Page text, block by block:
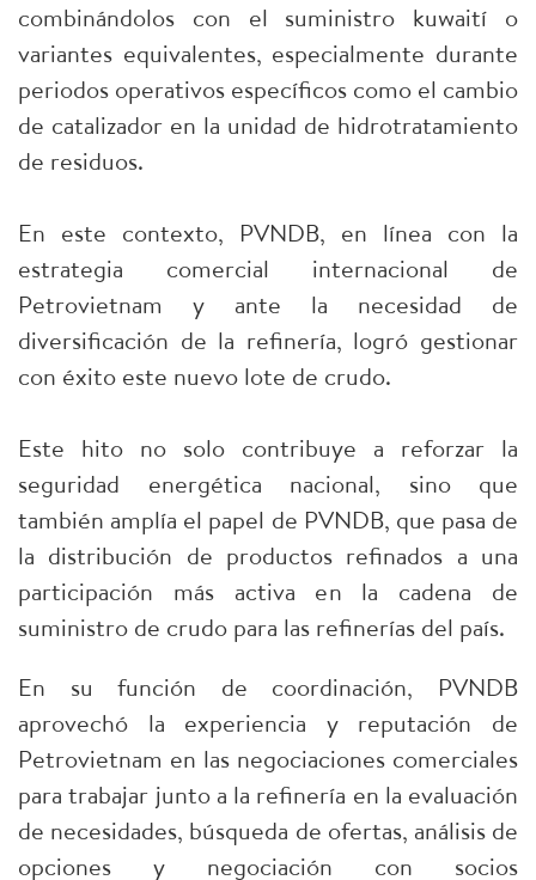
combinándolos con el suministro kuwaití o
variantes equivalentes, especialmente durante
periodos operativos específicos como el cambio
de catalizador en la unidad de hidrotratamiento
de residuos.
En este contexto, PVNDB, en línea con la
estrategia comercial internacional de
Petrovietnam y ante la necesidad de
diversificación de la refinería, logró gestionar
con éxito este nuevo lote de crudo.
Este hito no solo contribuye a reforzar la
seguridad energética nacional, sino que
también amplía el papel de PVNDB, que pasa de
la distribución de productos refinados a una
participación más activa en la cadena de
suministro de crudo para las refinerías del país.
En su función de coordinación, PVNDB
aprovechó la experiencia y reputación de
Petrovietnam en las negociaciones comerciales
para trabajar junto a la refinería en la evaluación
de necesidades, búsqueda de ofertas, análisis de
opciones y negociación con socios